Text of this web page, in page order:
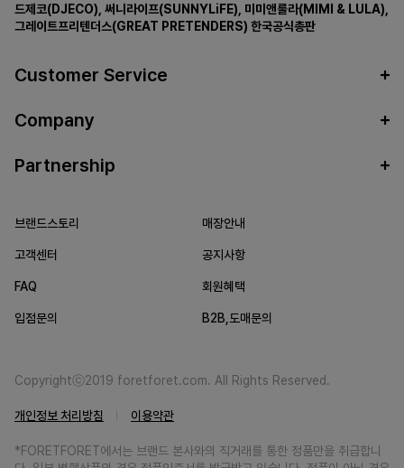
드제코(DJECO) 써니라이프(SUNNYLiFE) 미미앤룰라(MIMI & LULA)
그레이트프리텐더스(GREAT PRETENDERS) 한국공식총판
Customer Service
Company
Partnership
브랜드스토리 매장안내
고객센터 공지사항
FAQ 회원혜택
입점문의 B2B,도매문의
Copyrightⓒ2019 foretforet.com. All Rights Reserved.
개인정보 처리방침 이용약관
*FORETFORET에서는 브랜드 본사와의 직거래를 통한 정품만을 취급합니